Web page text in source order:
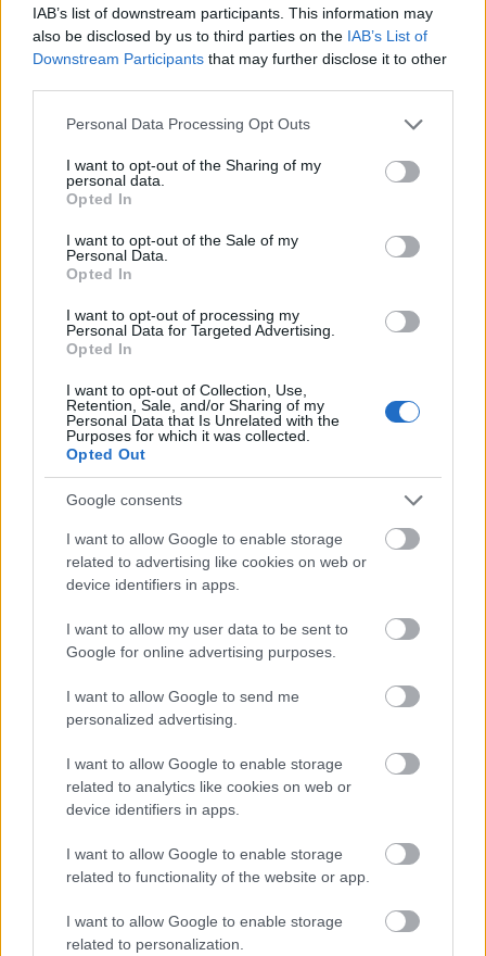
IAB’s list of downstream participants. This information may
also be disclosed by us to third parties on the IAB’s List of
Downstream Participants that may further disclose it to other
Please note that this website/app uses one or more Google
not limited to your visit or usage behaviour. You may click to
grant or deny consent to Google and its third-party tags to
use your data for below specified purposes in below Google
consent section.
Personal Data Processing Opt Outs
I want to opt-out of the Sharing of my
personal data.
Opted In
I want to opt-out of the Sale of my
Personal Data.
Opted In
I want to opt-out of processing my
Personal Data for Targeted Advertising.
Opted In
I want to opt-out of Collection, Use,
Retention, Sale, and/or Sharing of my
Personal Data that Is Unrelated with the
Purposes for which it was collected.
Opted Out
Google consents
I want to allow Google to enable storage
related to advertising like cookies on web or
device identifiers in apps.
I want to allow my user data to be sent to
Google for online advertising purposes.
I want to allow Google to send me
personalized advertising.
I want to allow Google to enable storage
related to analytics like cookies on web or
device identifiers in apps.
I want to allow Google to enable storage
related to functionality of the website or app.
I want to allow Google to enable storage
related to personalization.
Polsce (ze sprawozdań finansowych banków za rok
2015 i 2016) to wszystkie, oprócz zajmującego 6
miejsce w rankingu BGŻ BNP Paribas, mają w swojej
ofercie aplikację mobilną na Windowsa. Mimo, że taka
instytucja nie powinna sobie pozwalać na
niedociągnięcia, to w praktyce bywa różnie. W aplikacji
banku PKO BP – IKO, nie działa NFC (dostępna na
Androidzie), czyli tak szeroko reklamowane przez bank
płatności zbliżeniowe przy pomocy telefonu. O apce
BZW BK i ING mogą zapomnieć użytkownicy starszego
aplikacja daje szybki i łatwy dostęp do wielu funkcji.
(desktop), więc nie da się jej tam używać wcale. Na
Windows Phone 8.1 (Lumia) aplikacja często gubi
ustawienia paska finansowego i kafelków, co skutkuje
zniknięciem tychże w aplikacji i wyświetlaniem
nieaktualnych (mylących) informacji na ekranie
startowym. Znowuż Getin Bank, w ogóle nie poradził
sobie (albo nie chciał sobie poradzić) z aktualizacją do
Windows 10 Mobile. Ich aplikacja albo się zacina albo w
ogóle nie chce się uruchamiać. Sytuacja ma się
podobnie do serwisów aukcyjnych lub typu
kupię/sprzedam. Jeżeli chodzi o Allegro, aplikacja działa
prawie bez zarzutu dla kupujących (brak możliwości
jeżeli chcemy przedmiot wystawić, takiej możliwości już
nie mamy. OLX spisuje się troszkę lepiej, natomiast
znowu, po aktualizacji nie wszystkie funkcje działają
prawidłowo. Serwis aukcyjny eBay w ogóle zrezygnował
z usług platformy Windows, a coraz popularniejszy
Aliexpress stworzył aplikację, która wygląda jak
okrojona strona internetowa. Dodajmy, że tylko na